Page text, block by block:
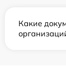
Какие